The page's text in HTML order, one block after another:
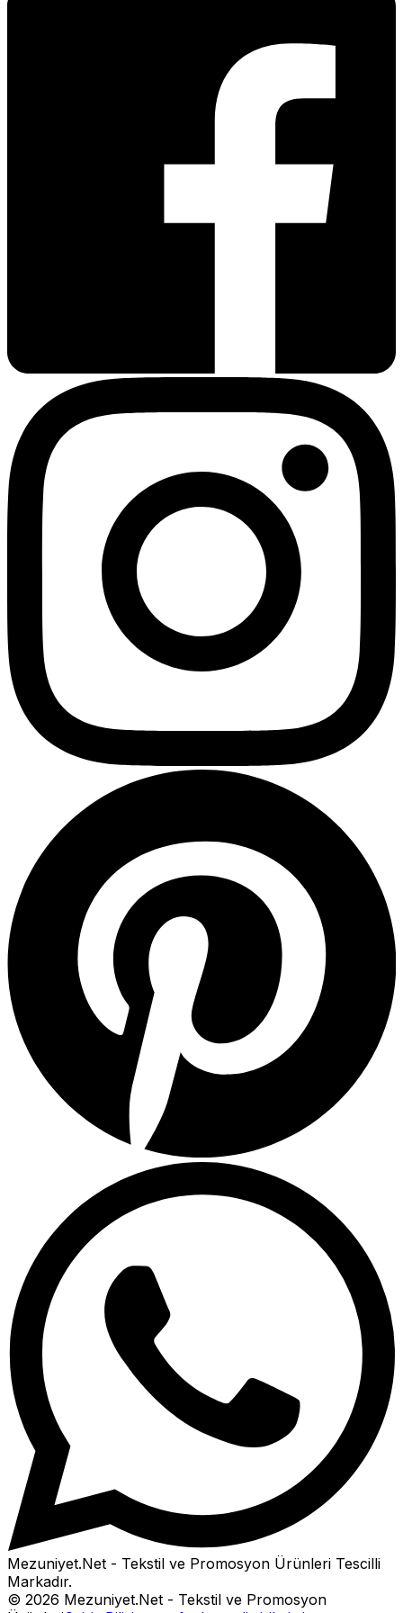
Mezuniyet.Net - Tekstil ve Promosyon Ürünleri Tescilli
Markadır.
© 2026 Mezuniyet.Net - Tekstil ve Promosyon